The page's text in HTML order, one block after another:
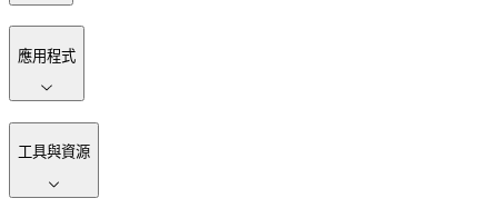
應用程式
工具與資源